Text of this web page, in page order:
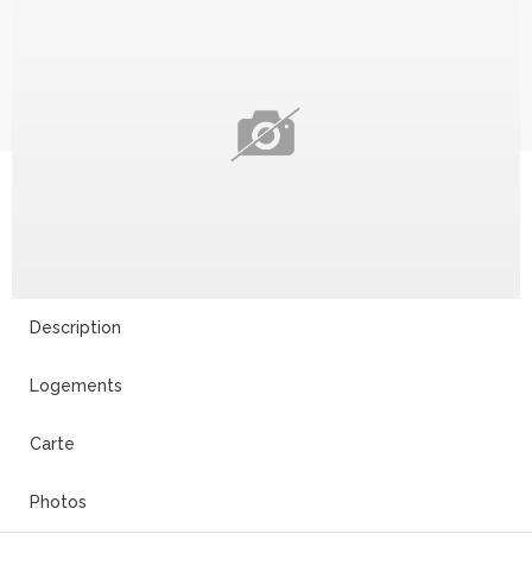
Description
Logements
Carte
Photos